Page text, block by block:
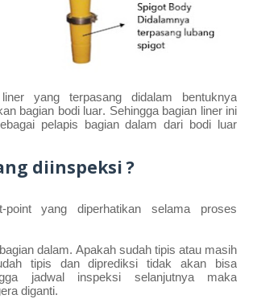
yang terpasang didalam bentuknya
bagian bodi luar. Sehingga bagian liner ini
pelapis bagian dalam dari bodi luar
diinspeksi ?
point yang diperhatikan selama proses
dalam. Apakah sudah tipis atau masih
tipis dan diprediksi tidak akan bisa
jadwal inspeksi selanjutnya maka
diganti.